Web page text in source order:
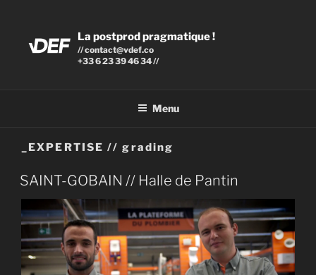
contenu
La postprod pragmatique !
// contact@vdef.co
+33 6 23 39 46 34 //
Menu
_EXPERTISE // grading
PUBLIÉ
LE
SAINT-GOBAIN // Halle de Pantin